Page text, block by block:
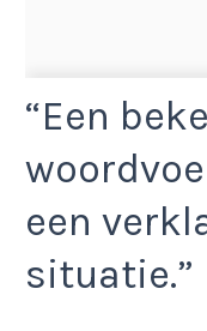
“Een
een
situatie.”